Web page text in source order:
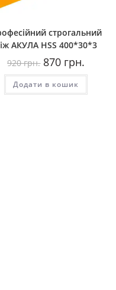
строгальний
АКУЛА HSS 400*30*3
920грн. Оригінальна
ціна:
920
грн..
870 грн.
870
Додати в кошик